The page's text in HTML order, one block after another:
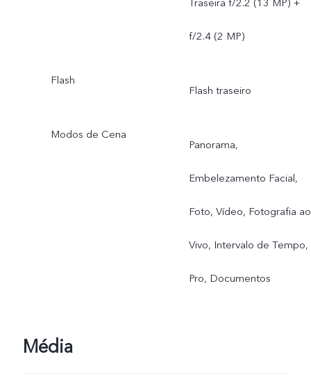
f/2.4 (2 MP)
Flash
Flash traseiro
Modos de Cena
Panorama,
Embelezamento Facial,
Foto, Vídeo, Fotografia ao
Vivo, Intervalo de Tempo,
Pro, Documentos
Média